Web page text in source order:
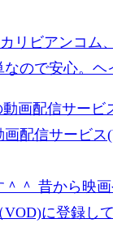
リビアンコム
ので安心。
配信サービス
＾ 昔から映
に登録し